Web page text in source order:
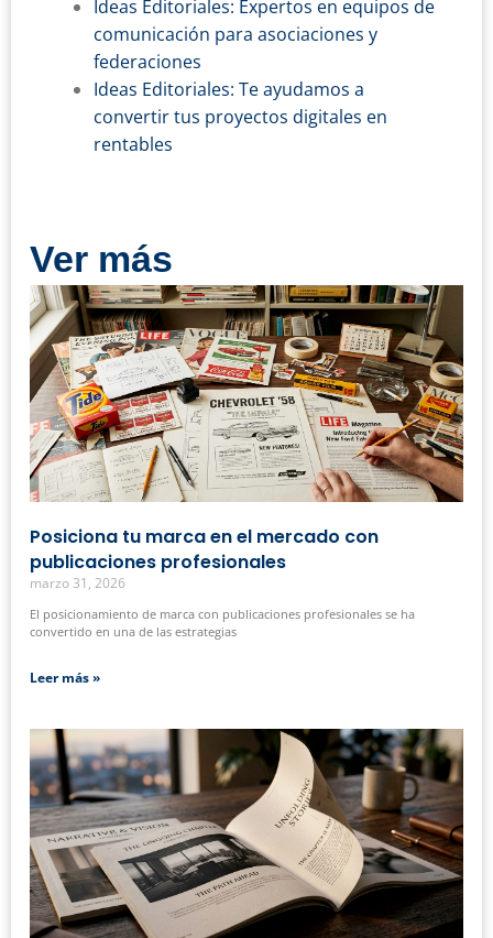
Ideas Editoriales: Expertos en equipos de
comunicación para asociaciones y
federaciones
Ideas Editoriales: Te ayudamos a
convertir tus proyectos digitales en
rentables
Ver más
Posiciona tu marca en el mercado con
publicaciones profesionales
marzo 31, 2026
El posicionamiento de marca con publicaciones profesionales se ha
convertido en una de las estrategias
Leer más »